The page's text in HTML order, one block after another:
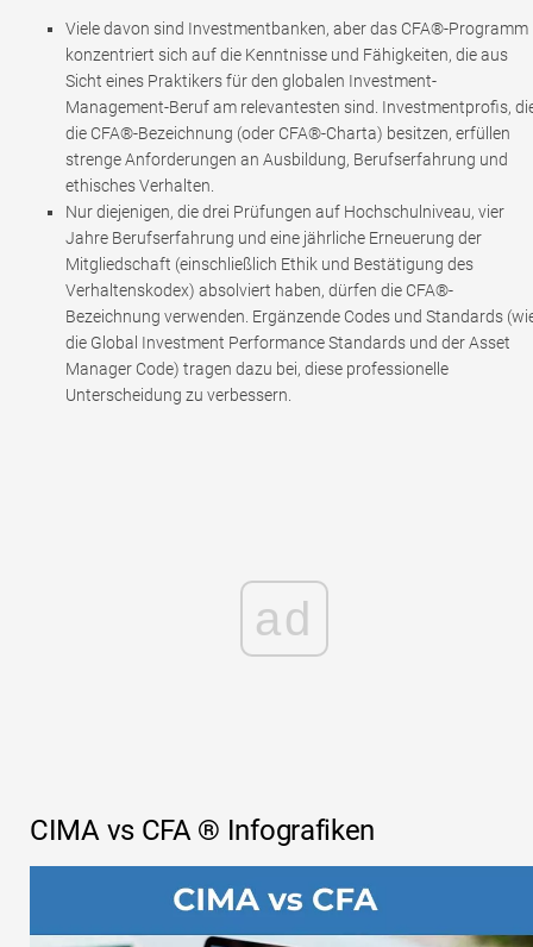
Viele davon sind Investmentbanken, aber das CFA®-Programm
konzentriert sich auf die Kenntnisse und Fähigkeiten, die aus
Sicht eines Praktikers für den globalen Investment-
Management-Beruf am relevantesten sind. Investmentprofis,
die CFA®-Bezeichnung (oder CFA®-Charta) besitzen, erfüllen
strenge Anforderungen an Ausbildung, Berufserfahrung und
ethisches Verhalten.
Nur diejenigen, die drei Prüfungen auf Hochschulniveau, vier
Jahre Berufserfahrung und eine jährliche Erneuerung der
Mitgliedschaft (einschließlich Ethik und Bestätigung des
Verhaltenskodex) absolviert haben, dürfen die CFA®-
Bezeichnung verwenden. Ergänzende Codes und Standards
die Global Investment Performance Standards und der Asset
Manager Code) tragen dazu bei, diese professionelle
Unterscheidung zu verbessern.
ad
CIMA vs CFA ® Infografiken